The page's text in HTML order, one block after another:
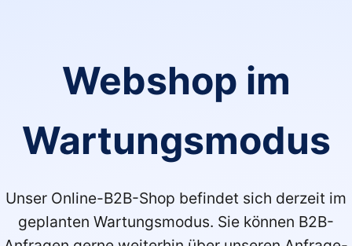
Webshop im
Wartungsmodus
Unser Online-B2B-Shop befindet sich derzeit im
geplanten Wartungsmodus. Sie können B2B-